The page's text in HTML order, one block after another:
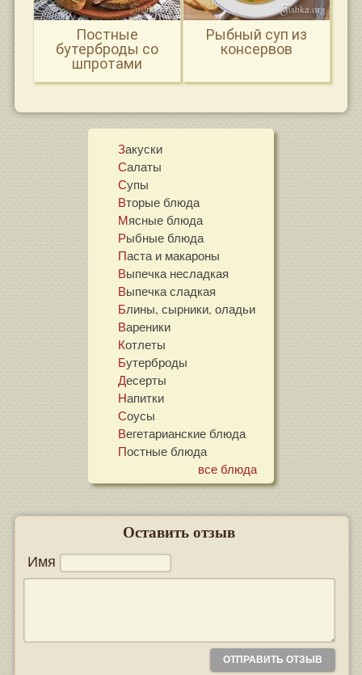
Постные
бутерброды со
шпротами
Рыбный суп из
консервов
Закуски
Салаты
Супы
Вторые блюда
Мясные блюда
Рыбные блюда
Паста и макароны
Выпечка несладкая
Выпечка сладкая
Блины, сырники, оладьи
Вареники
Котлеты
Бутерброды
Десерты
Напитки
Соусы
Вегетарианские блюда
Постные блюда
все блюда
Оставить отзыв
Имя